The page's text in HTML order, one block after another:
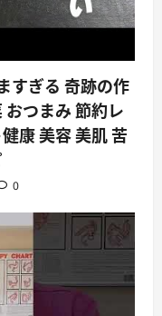
すぎる 奇跡の作
おつまみ 節約レ
康 美容 美肌 苦
0